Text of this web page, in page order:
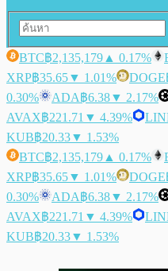
BTC฿2,135,179 ▲ 0.17%
XRP฿35.65▼ 1.01% DOGE
0.30%
ADA฿6.38▼ 2.17%
AVAX฿221.71 ▼ 4.39%
KUB฿20.33▼ 1.53%
BTC฿2,135,179 ▲ 0.17%
XRP฿35.65▼ 1.01% DOGE
0.30%
ADA฿6.38▼ 2.17%
AVAX฿221.71 ▼ 4.39%
KUB฿20.33▼ 1.53%